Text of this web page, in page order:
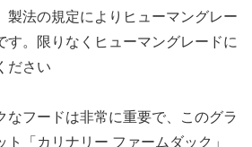
製法の規定によりヒューマングレー
す。限りなくヒューマングレードに
ださい
なフードは非常に重要で、このグラ
ト「カリナリー ファームダック」